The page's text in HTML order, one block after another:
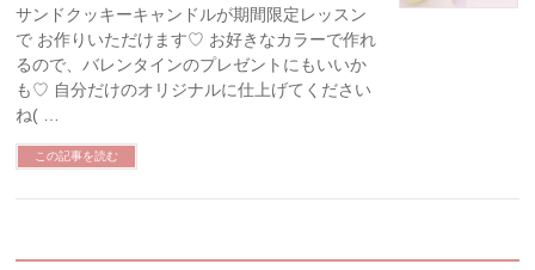
サンドクッキーキャンドルが期間限定レッスン
で お作りいただけます♡ お好きなカラーで作れ
るので、バレンタインのプレゼントにもいいか
も♡ 自分だけのオリジナルに仕上げてください
ね( …
この記事を読む